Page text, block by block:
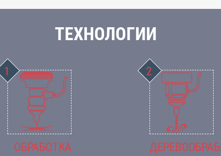
ТЕХНОЛОГИИ
ОБРАБОТКА